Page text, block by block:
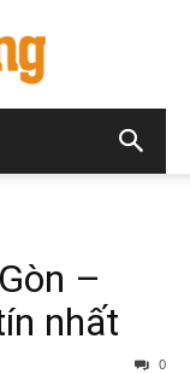
–
nhất
0